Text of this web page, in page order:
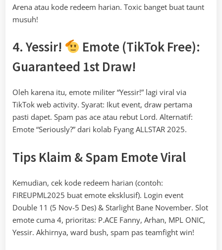
Arena atau kode redeem harian. Toxic banget buat taunt
musuh!
4. Yessir!
Emote (TikTok Free):
Guaranteed 1st Draw!
Oleh karena itu, emote militer “Yessir!” lagi viral via
TikTok web activity. Syarat: Ikut event, draw pertama
pasti dapet. Spam pas ace atau rebut Lord. Alternatif:
Emote “Seriously?” dari kolab Fyang ALLSTAR 2025.
Tips Klaim & Spam Emote Viral
Kemudian, cek kode redeem harian (contoh:
FIREUPML2025 buat emote eksklusif). Login event
Double 11 (5 Nov-5 Des) & Starlight Bane November. Slot
emote cuma 4, prioritas: P.ACE Fanny, Arhan, MPL ONIC,
Yessir. Akhirnya, ward bush, spam pas teamfight win!